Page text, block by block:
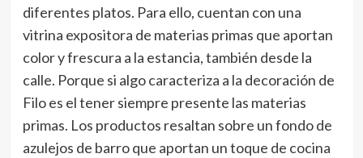
diferentes platos. Para ello, cuentan con una
vitrina expositora de materias primas que aportan
color y frescura a la estancia, también desde la
calle. Porque si algo caracteriza a la decoración de
Filo es el tener siempre presente las materias
primas. Los productos resaltan sobre un fondo de
azulejos de barro que aportan un toque de cocina